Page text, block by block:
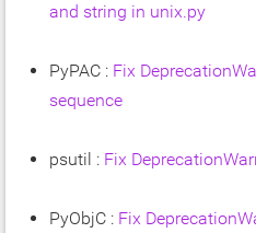
and string in unix.py
PyPAC : Fix
sequence
psutil : Fix
PyObjC : Fix